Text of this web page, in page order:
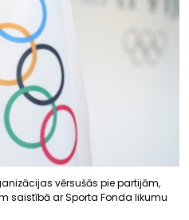
vērsušās pie partijām,
saistībā ar Sporta Fonda likumu